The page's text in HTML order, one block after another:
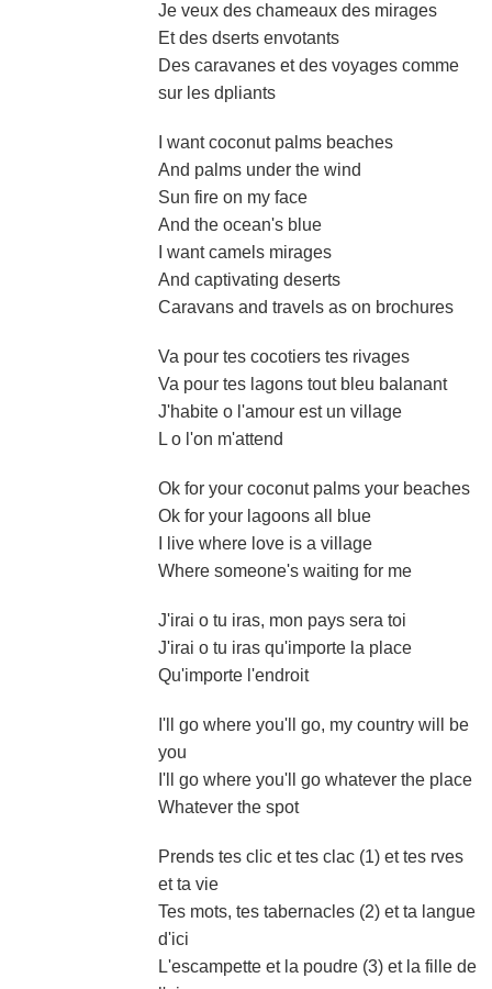
Je veux des chameaux des mirages
Et des dserts envotants
Des caravanes et des voyages comme
sur les dpliants
I want coconut palms beaches
And palms under the wind
Sun fire on my face
And the ocean's blue
I want camels mirages
And captivating deserts
Caravans and travels as on brochures
Va pour tes cocotiers tes rivages
Va pour tes lagons tout bleu balanant
J'habite o l'amour est un village
L o l'on m'attend
Ok for your coconut palms your beaches
Ok for your lagoons all blue
I live where love is a village
Where someone's waiting for me
J'irai o tu iras, mon pays sera toi
J'irai o tu iras qu'importe la place
Qu'importe l'endroit
I'll go where you'll go, my country will be
you
I'll go where you'll go whatever the place
Whatever the spot
Prends tes clic et tes clac (1) et tes rves
et ta vie
Tes mots, tes tabernacles (2) et ta langue
d'ici
L'escampette et la poudre (3) et la fille de